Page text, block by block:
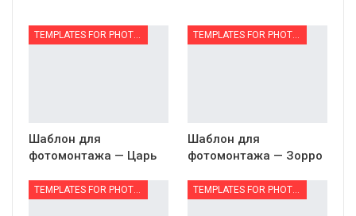
Шаблон для
фотомонтажа — Царь
Шаблон для
фотомонтажа — Зорро
TEMPLATES FOR PHOTOMONTAGE | ШАБЛОНЫ ДЛЯ ФОТОМОНТАЖА TEMPLATES FOR PHOTOMONTAGE | ШАБЛОНЫ ДЛЯ ФОТОМОНТАЖА